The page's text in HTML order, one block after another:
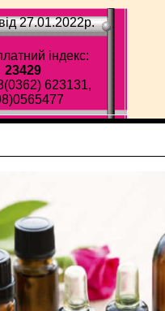
27.01.2022p.
індекс:
23429
623131,